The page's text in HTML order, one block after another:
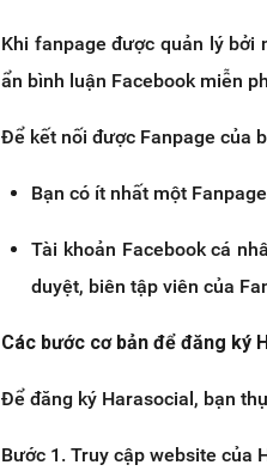
Khi fanpage được quản lý bởi
ẩn bình luận Facebook miễn
Để kết nối được Fanpage của
Bạn có ít nhất một
Tài khoản Facebook cá
duyệt, biên tập viên của
Các bước cơ bản để đăng ký
Để đăng ký Harasocial, bạn
Bước 1. Truy cập website của